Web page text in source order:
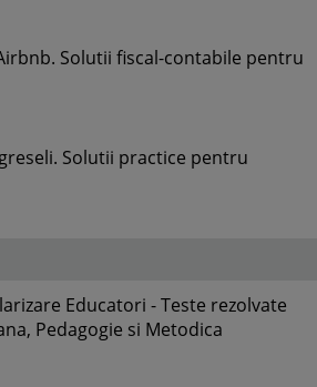
Solutii fiscal-contabile pentru
Solutii practice pentru
Educatori - Teste rezolvate
Pedagogie si Metodica